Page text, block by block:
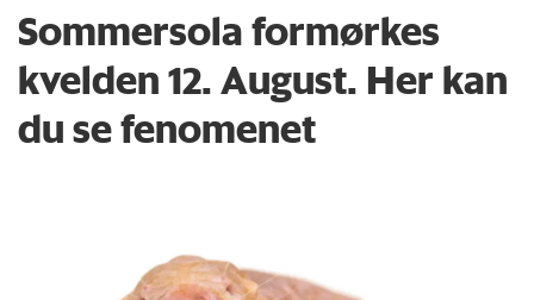
Sommersola formørkes
kvelden 12. August. Her kan
du se fenomenet